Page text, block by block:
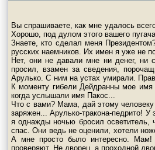
Вы спрашиваете, как мне удалось
Хорошо, под дулом этого вашего
Знаете, кто сделал меня
русских наемников. Их имен я уже не
Нет, они не давали мне ни денег, ни
просил, взамен за сведения,
Арулько. С ним на устах умирали.
К моменту гибели Дейдранны мое
когда услышали имя Пакос...
Что с вами? Мама, дай этому
заряжен... Арулько-тракона-педрито!
я однажды ночью бросил осветитель,
спас. Они ведь не оценили, хотели
А мне просто было интересно.
проверяют. Не дворец, а проходной